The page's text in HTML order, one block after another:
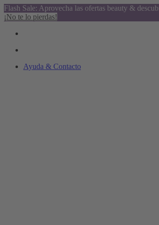
Flash Sale: Aprovecha las ofertas beauty &
¡No te lo pierdas!
Ayuda & Contacto